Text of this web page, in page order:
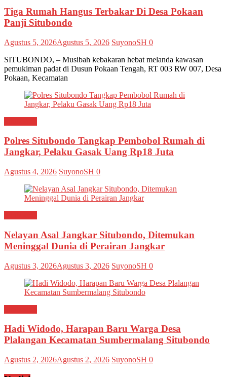
Tiga Rumah Hangus Terbakar Di Desa Pokaan
Panji Situbondo
Agustus 5, 2026Agustus 5, 2026 SuyonoSH 0
SITUBONDO, – Musibah kebakaran hebat melanda kawasan
pemukiman padat di Dusun Pokaan Tengah, RT 003 RW 007, Desa
Pokaan, Kecamatan
Polres Situbondo Tangkap Pembobol Rumah di
Jangkar, Pelaku Gasak Uang Rp18 Juta
Agustus 4, 2026 SuyonoSH 0
Nelayan Asal Jangkar Situbondo, Ditemukan
Meninggal Dunia di Perairan Jangkar
Agustus 3, 2026Agustus 3, 2026 SuyonoSH 0
Hadi Widodo, Harapan Baru Warga Desa
Plalangan Kecamatan Sumbermalang Situbondo
Agustus 2, 2026Agustus 2, 2026 SuyonoSH 0